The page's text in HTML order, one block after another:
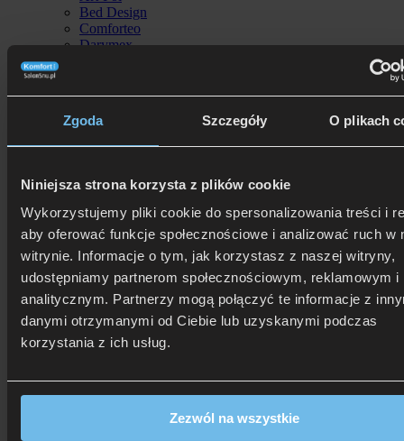
Zgoda Szczegóły O plikach
Niniejsza strona korzysta z plików cookie
Wykorzystujemy pliki cookie do spersonalizowania treści i
aby oferować funkcje społecznościowe i analizować ruch w
witrynie. Informacje o tym, jak korzystasz z naszej witryny,
udostępniamy partnerom społecznościowym, reklamowym i
analitycznym. Partnerzy mogą połączyć te informacje z
danymi otrzymanymi od Ciebie lub uzyskanymi podczas
korzystania z ich usług.
Zezwól na wszystkie
Bed Design
Comforteo
Darymex
Dreamy
GOMARCO
Hilding
KaribianDescanso
KING KOIL
Komfort Snu
La Z Boy
LEKTO
M&K Foam Koło
Materasso
Mollyflex
New Elegance
Notte
Sealy